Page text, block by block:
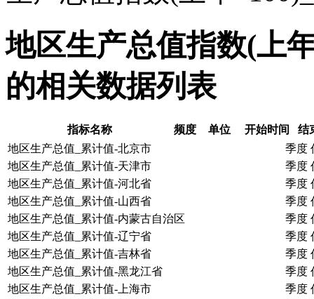
地区生产总值指数(上
的相关数据列表
指标名称 频度 单位 开始时间
结
地区生产总值_累计值-北京市
季度
地区生产总值_累计值-天津市
季度
地区生产总值_累计值-河北省
季度
地区生产总值_累计值-山西省
季度
地区生产总值_累计值-内蒙古自治区
季度
地区生产总值_累计值-辽宁省
季度
地区生产总值_累计值-吉林省
季度
地区生产总值_累计值-黑龙江省
季度
地区生产总值_累计值-上海市
季度